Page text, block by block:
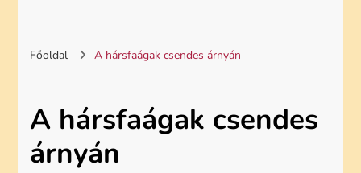
Főoldal A hársfaágak csendes árnyán
A hársfaágak csendes
árnyán